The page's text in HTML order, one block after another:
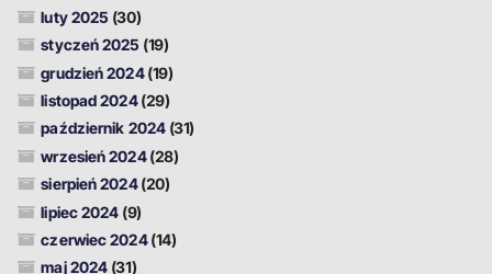
luty 2025 (30)
styczeń 2025 (19)
grudzień 2024(19)
listopad 2024(29)
październik 2024(31)
wrzesień 2024(28)
sierpień 2024(20)
lipiec 2024 (9)
czerwiec 2024(14)
maj 2024 (31)